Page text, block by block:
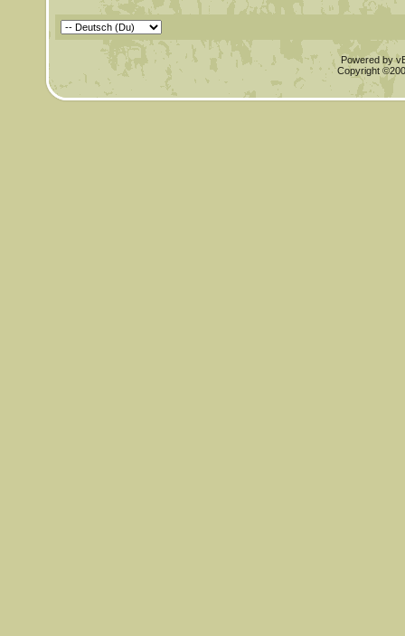
Powered by
Copyright